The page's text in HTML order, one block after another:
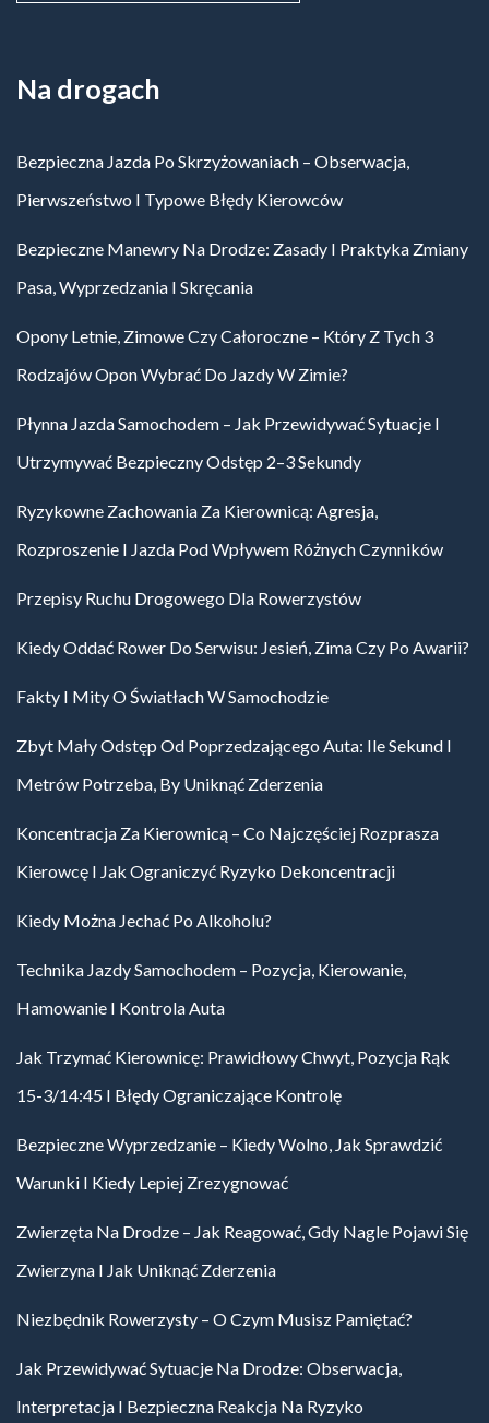
Na drogach
Bezpieczna Jazda Po Skrzyżowaniach – Obserwacja,
Pierwszeństwo I Typowe Błędy Kierowców
Bezpieczne Manewry Na Drodze: Zasady I Praktyka Zmiany
Pasa, Wyprzedzania I Skręcania
Opony Letnie, Zimowe Czy Całoroczne – Który Z Tych 3
Rodzajów Opon Wybrać Do Jazdy W Zimie?
Płynna Jazda Samochodem – Jak Przewidywać Sytuacje I
Utrzymywać Bezpieczny Odstęp 2–3 Sekundy
Ryzykowne Zachowania Za Kierownicą: Agresja,
Rozproszenie I Jazda Pod Wpływem Różnych Czynników
Przepisy Ruchu Drogowego Dla Rowerzystów
Kiedy Oddać Rower Do Serwisu: Jesień, Zima Czy Po Awarii?
Fakty I Mity O Światłach W Samochodzie
Zbyt Mały Odstęp Od Poprzedzającego Auta: Ile Sekund I
Metrów Potrzeba, By Uniknąć Zderzenia
Koncentracja Za Kierownicą – Co Najczęściej Rozprasza
Kierowcę I Jak Ograniczyć Ryzyko Dekoncentracji
Kiedy Można Jechać Po Alkoholu?
Technika Jazdy Samochodem – Pozycja, Kierowanie,
Hamowanie I Kontrola Auta
Jak Trzymać Kierownicę: Prawidłowy Chwyt, Pozycja Rąk
15-3/14:45 I Błędy Ograniczające Kontrolę
Bezpieczne Wyprzedzanie – Kiedy Wolno, Jak Sprawdzić
Warunki I Kiedy Lepiej Zrezygnować
Zwierzęta Na Drodze – Jak Reagować, Gdy Nagle Pojawi Się
Zwierzyna I Jak Uniknąć Zderzenia
Niezbędnik Rowerzysty – O Czym Musisz Pamiętać?
Jak Przewidywać Sytuacje Na Drodze: Obserwacja,
Interpretacja I Bezpieczna Reakcja Na Ryzyko